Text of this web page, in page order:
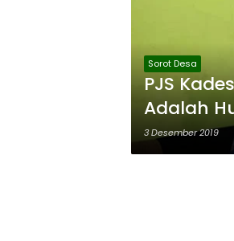
Sorot Desa
PJS
Adalah
3 Desember 2019